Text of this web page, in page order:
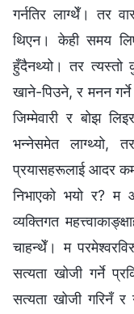
गर्नतिर लाग्थेँ। तर
थिएन। केही समय
हुँदैनथ्यो। तर त्यस्तो
खाने-पिउने, र मनन
जिम्‍मेवारी र बोझ
भन्‍नेसमेत लाग्थ्यो,
प्रयासहरूलाई आदर
निभाएको भयो र? म
व्यक्तिगत
चाहन्थेँ। म
सत्यता खोजी गर्ने
सत्यता खोजी गरिनँ